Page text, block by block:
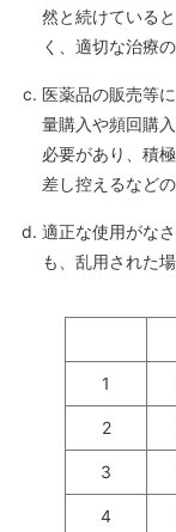
然と続けている
く、適切な治療
医薬品の販売等
量購入や頻回購
必要があり、積
差し控えるなど
適正な使用がな
も、乱用された
1
2
3
4